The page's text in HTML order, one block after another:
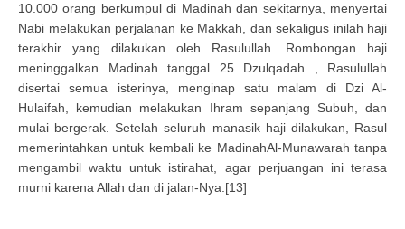
10.000 orang berkumpul di Madinah dan sekitarnya, menyertai
Nabi melakukan perjalanan ke Makkah, dan sekaligus inilah haji
terakhir yang dilakukan oleh Rasulullah. Rombongan haji
meninggalkan Madinah tanggal 25 Dzulqadah , Rasulullah
disertai semua isterinya, menginap satu malam di Dzi Al-
Hulaifah, kemudian melakukan Ihram sepanjang Subuh, dan
mulai bergerak. Setelah seluruh manasik haji dilakukan, Rasul
memerintahkan untuk kembali ke MadinahAl-Munawarah tanpa
mengambil waktu untuk istirahat, agar perjuangan ini terasa
murni karena Allah dan di jalan-Nya.[13]